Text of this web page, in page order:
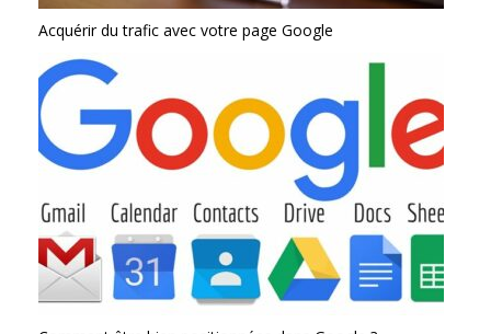
Acquérir du trafic avec votre page Google